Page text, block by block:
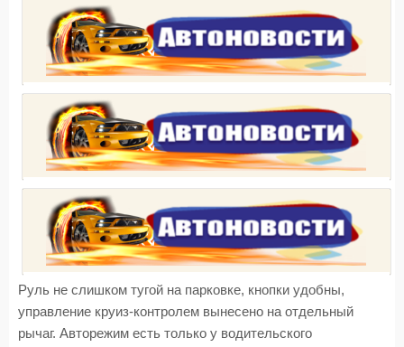
Руль не слишком тугой на парковке, кнопки удобны,
управление круиз-контролем вынесено на отдельный
рычаг. Авторежим есть только у водительского